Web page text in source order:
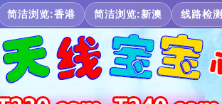
简洁浏览:香港 简洁浏览:新澳 线路检测